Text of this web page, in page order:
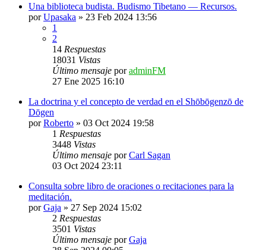
Una biblioteca budista. Budismo Tibetano — Recursos.
porUpasaka » 23 Feb 2024 13:56
1
2
14 Respuestas
18031 Vistas
Último mensaje poradminFM
27 Ene 2025 16:10
La doctrina y el concepto de verdad en el Shōbōgenzō de
Dōgen
porRoberto » 03 Oct 2024 19:58
1 Respuestas
3448 Vistas
Último mensaje porCarl Sagan
03 Oct 2024 23:11
Consulta sobre libro de oraciones o recitaciones para la
meditación.
porGaja » 27 Sep 2024 15:02
2 Respuestas
3501 Vistas
Último mensaje porGaja